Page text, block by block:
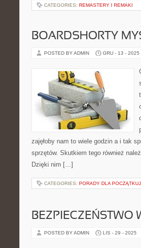
CATEGORIES: REMASTERY I REMAKI
BOARDSHORTY
POSTED BY ADMIN GRU - 13 - 2025
zajęłoby nam to wiele godzin a i tak
sprzętów. Skutkiem tego również
Dzięki nim […]
CATEGORIES: PORADY DLA
BEZPIECZEŃSTWO
POSTED BY ADMIN LIS - 29 - 2025